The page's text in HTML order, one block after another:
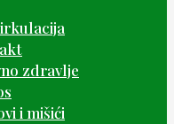
zdravlje
i mišići